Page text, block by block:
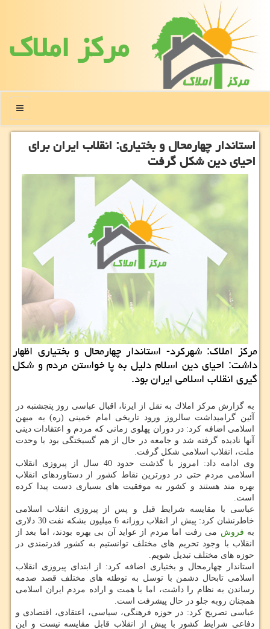
مركز املاك
منو
استاندار چهارمحال و بختیاری: انقلاب ایران برای
احیای دین شكل گرفت
مركز املاك: شهركرد- استاندار چهارمحال و بختیاری اظهار
داشت: احیای دین اسلام دلیل به پا خواستن مردم و شكل
گیری انقلاب اسلامی ایران بود.
به گزارش مركز املاك به نقل از ایرنا، اقبال عباسی روز پنجشنبه در
آئین گرامیداشت سالروز ورود تاریخی امام خمینی (ره) به میهن
اسلامی اضافه كرد: در دوران پهلوی زمانی كه مردم و اعتقادات دینی
آنها نادیده گرفته شد و جامعه در حال از هم گسیختگی بود با وحدت
ملت، انقلاب اسلامی شكل گرفت.
وی ادامه داد: امروز با گذشت حدود 40 سال از پیروزی انقلاب
اسلامی مردم حتی در دورترین نقاط كشور از دستاوردهای انقلاب
بهره مند هستند و كشور به موفقیت های بسیاری دست پیدا كرده
است.
عباسی با مقایسه شرایط قبل و پس از پیروزی انقلاب اسلامی
خاطرنشان كرد: پیش از انقلاب روزانه 6 میلیون بشكه نفت 30 دلاری
به فروش می رفت اما مردم از عواید آن بی بهره بودند، اما بعد از
انقلاب با وجود تحریم های مختلف توانستیم به كشور قدرتمندی در
حوزه های مختلف تبدیل شویم.
استاندار چهارمحال و بختیاری اضافه كرد: از ابتدای پیروزی انقلاب
اسلامی تابحال دشمن با توسل به توطئه های مختلف قصد صدمه
رساندن به نظام را داشت، اما با همت و اراده مردم ایران اسلامی
همچنان روبه جلو در حال پیشرفت است.
عباسی تصریح كرد: در حوزه فرهنگی، سیاسی، اعتقادی، اقتصادی و
دفاعی شرایط كشور با پیش از انقلاب قابل مقایسه نیست و این